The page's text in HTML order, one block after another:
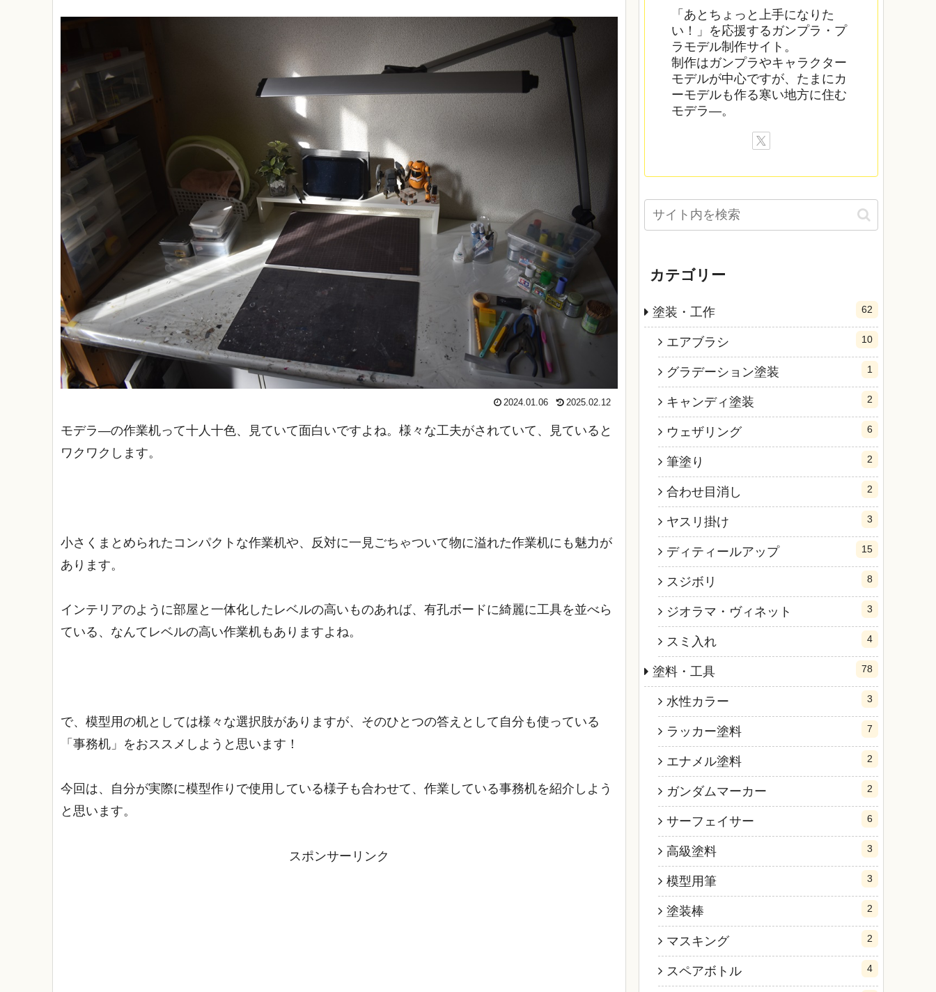
2024.01.06 2025.02.12
モデラ―の作業机って十人十色、見ていて面白いですよね。様々な工夫がされていて、見ていると
ワクワクします。
小さくまとめられたコンパクトな作業机や、反対に一見ごちゃついて物に溢れた作業机にも魅力が
あります。
インテリアのように部屋と一体化したレベルの高いものあれば、有孔ボードに綺麗に工具を並べら
ている、なんてレベルの高い作業机もありますよね。
で、模型用の机としては様々な選択肢がありますが、そのひとつの答えとして自分も使っている
「事務机」をおススメしようと思います！
今回は、自分が実際に模型作りで使用している様子も合わせて、作業している事務机を紹介しよう
と思います。
スポンサーリンク
「あとちょっと上手になりた
い！」を応援するガンプラ・プ
ラモデル制作サイト。
制作はガンプラやキャラクター
モデルが中心ですが、たまにカ
ーモデルも作る寒い地方に住む
モデラ―。
カテゴリー
塗装・工作 62
エアブラシ 10
グラデーション塗装 1
キャンディ塗装 2
ウェザリング 6
筆塗り 2
合わせ目消し 2
ヤスリ掛け 3
ディティールアップ 15
スジボリ 8
ジオラマ・ヴィネット 3
スミ入れ 4
塗料・工具 78
水性カラー 3
ラッカー塗料 7
エナメル塗料 2
ガンダムマーカー 2
サーフェイサー 6
高級塗料 3
模型用筆 3
塗装棒 2
マスキング 2
スペアボトル 4